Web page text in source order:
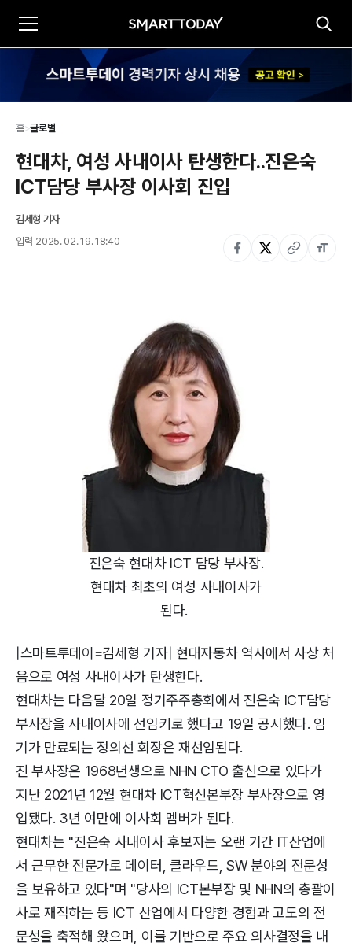
홈>글로벌
현대차, 여성 사내이사 탄생한다..진은숙
ICT담당 부사장 이사회 진입
김세형 기자
입력 2025. 02. 19. 18:40
진은숙 현대차 ICT 담당 부사장.
현대차 최초의 여성 사내이사가
된다.
|스마트투데이=김세형 기자| 현대자동차 역사에서 사상 처
음으로 여성 사내이사가 탄생한다.
현대차는 다음달 20일 정기주주총회에서 진은숙 ICT담당
부사장을 사내이사에 선임키로 했다고 19일 공시했다. 임
기가 만료되는 정의선 회장은 재선임된다.
진 부사장은 1968년생으로 NHN CTO 출신으로 있다가
지난 2021년 12월 현대차 ICT혁신본부장 부사장으로 영
입됐다. 3년 여만에 이사회 멤버가 된다.
현대차는 "진은숙 사내이사 후보자는 오랜 기간 IT산업에
서 근무한 전문가로 데이터, 클라우드, SW 분야의 전문성
을 보유하고 있다"며 "당사의 ICT본부장 및 NHN의 총괄이
사로 재직하는 등 ICT 산업에서 다양한 경험과 고도의 전
문성을 축적해 왔으며, 이를 기반으로 주요 의사결정을 내